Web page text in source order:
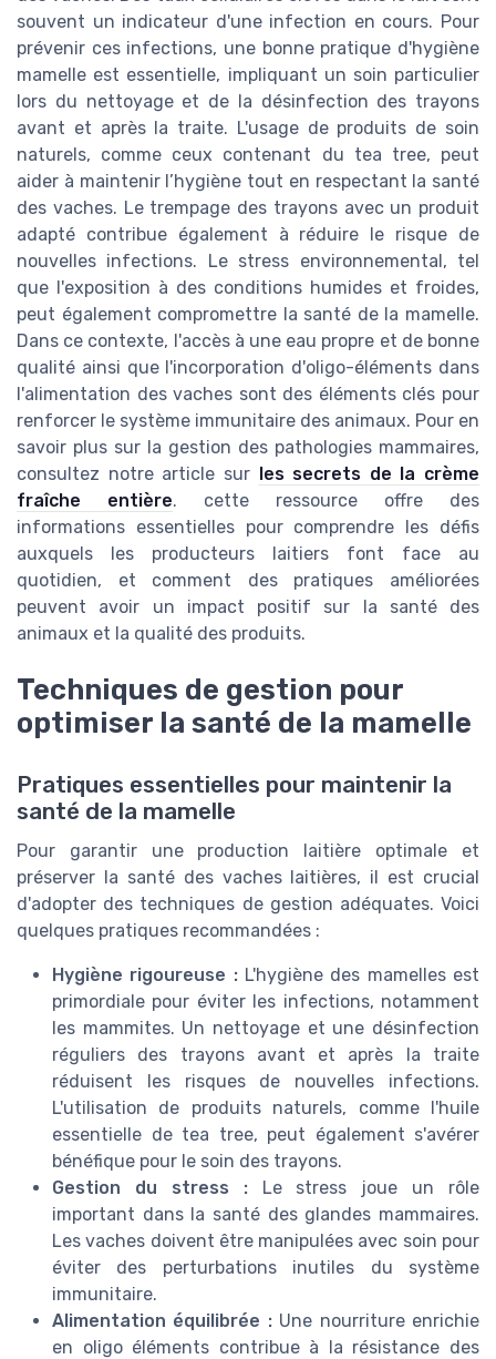
souvent un indicateur d'une infection en cours. Pour
prévenir ces infections, une bonne pratique d'hygiène
mamelle est essentielle, impliquant un soin particulier
lors du nettoyage et de la désinfection des trayons
avant et après la traite. L'usage de produits de soin
naturels, comme ceux contenant du tea tree, peut
aider à maintenir l’hygiène tout en respectant la santé
des vaches. Le trempage des trayons avec un produit
adapté contribue également à réduire le risque de
nouvelles infections. Le stress environnemental, tel
que l'exposition à des conditions humides et froides,
peut également compromettre la santé de la mamelle.
Dans ce contexte, l'accès à une eau propre et de bonne
qualité ainsi que l'incorporation d'oligo-éléments dans
l'alimentation des vaches sont des éléments clés pour
renforcer le système immunitaire des animaux. Pour en
savoir plus sur la gestion des pathologies mammaires,
consultez notre article sur
les secrets de la crème
fraîche entière. cette ressource offre des
informations essentielles pour comprendre les défis
auxquels les producteurs laitiers font face au
quotidien, et comment des pratiques améliorées
peuvent avoir un impact positif sur la santé des
animaux et la qualité des produits.
Techniques de gestion pour
optimiser la santé de la mamelle
Pratiques essentielles pour maintenir la
santé de la mamelle
Pour garantir une production laitière optimale et
préserver la santé des vaches laitières, il est crucial
d'adopter des techniques de gestion adéquates. Voici
quelques pratiques recommandées :
Hygiène rigoureuse :L'hygiène des mamelles est
primordiale pour éviter les infections, notamment
les mammites. Un nettoyage et une désinfection
réguliers des trayons avant et après la traite
réduisent les risques de nouvelles infections.
L'utilisation de produits naturels, comme l'huile
essentielle de tea tree, peut également s'avérer
bénéfique pour le soin des trayons.
Gestion du stress :Le stress joue un rôle
important dans la santé des glandes mammaires.
Les vaches doivent être manipulées avec soin pour
éviter des perturbations inutiles du système
immunitaire.
Alimentation équilibrée :Une nourriture enrichie
en oligo éléments contribue à la résistance des